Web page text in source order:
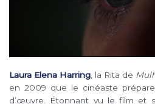
Laura Elena Harring , la Rita de
en 2009 que le cinéaste
d’œuvre. Étonnant vu le film et